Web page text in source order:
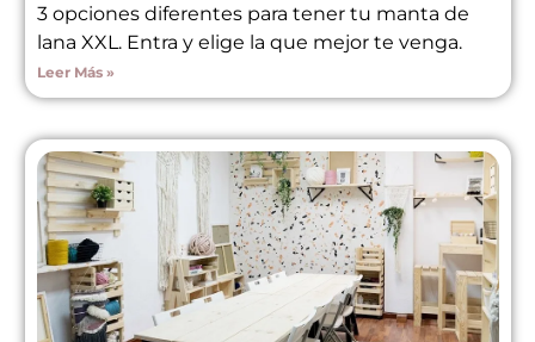
3 opciones diferentes para tener tu manta de
lana XXL. Entra y elige la que mejor te venga.
Leer Más »